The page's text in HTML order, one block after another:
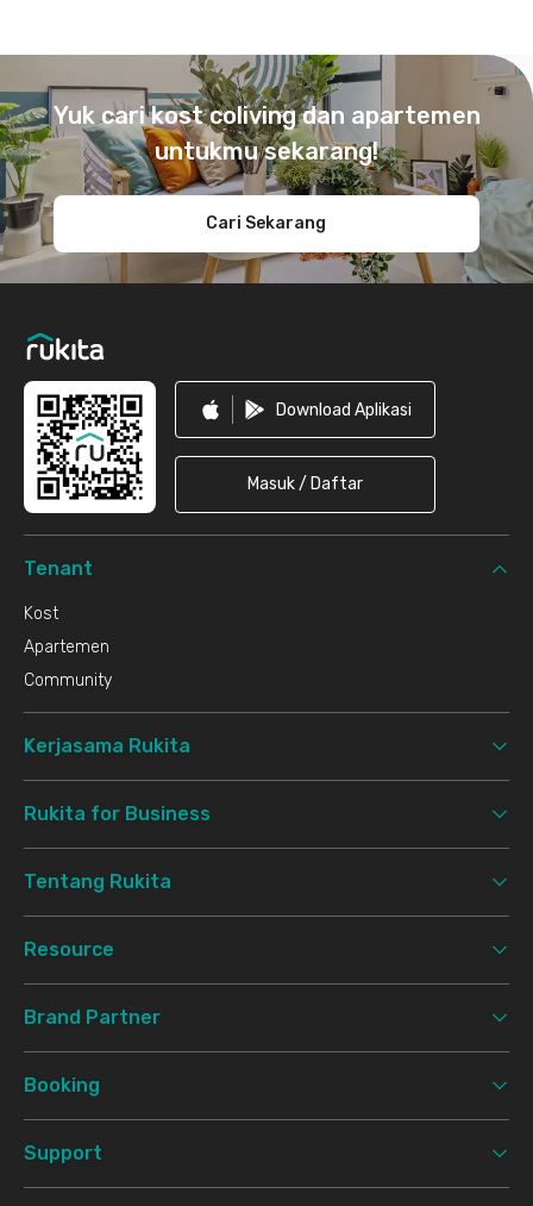
Yuk cari kost coliving dan apartemen
untukmu sekarang!
Cari Sekarang
Download Aplikasi
Masuk / Daftar
Tenant
Kost
Apartemen
Community
Kerjasama Rukita
Rukita for Business
Tentang Rukita
Resource
Brand Partner
Booking
Support